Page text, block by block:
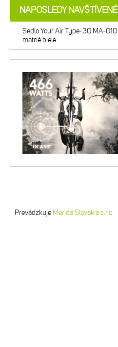
NAPOSLEDY NAVŠTÍVENÉ
Sedlo Your Air Type-30 MA-010
matné biele
Prevádzkuje Merida Slovakia s.r.o.